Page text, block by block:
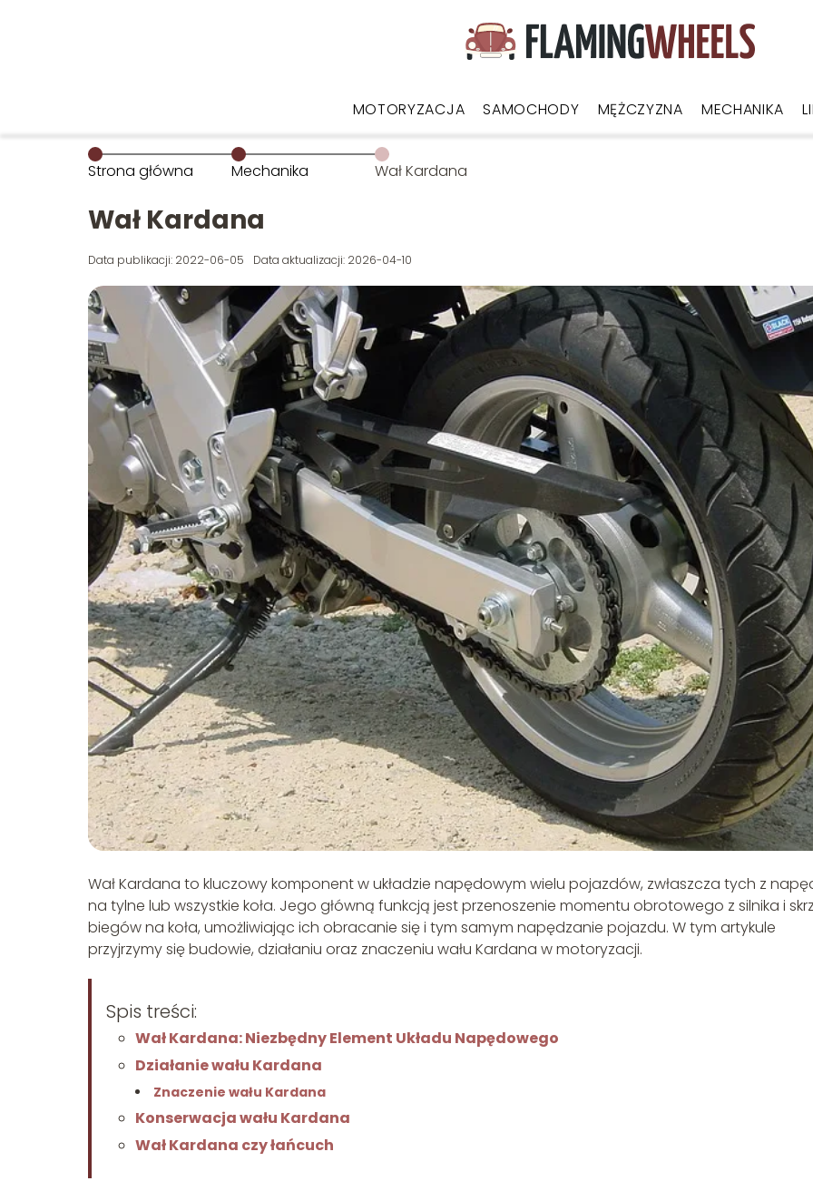
MOTORYZACJA SAMOCHODY MĘŻCZYZNA MECHANIKA
Strona główna Mechanika Wał Kardana
Wał Kardana
Data publikacji: 2022-06-05 Data aktualizacji: 2026-04-10
Wał Kardana to kluczowy komponent w układzie napędowym wielu pojazdów, zwłaszcza tych z
na tylne lub wszystkie koła. Jego główną funkcją jest przenoszenie momentu obrotowego z silnika i
biegów na koła, umożliwiając ich obracanie się i tym samym napędzanie pojazdu. W tym artykule
przyjrzymy się budowie, działaniu oraz znaczeniu wału Kardana w motoryzacji.
Spis treści:
Wał Kardana: Niezbędny Element Układu Napędowego
Działanie wału Kardana
Znaczenie wału Kardana
Konserwacja wału Kardana
Wał Kardana czy łańcuch